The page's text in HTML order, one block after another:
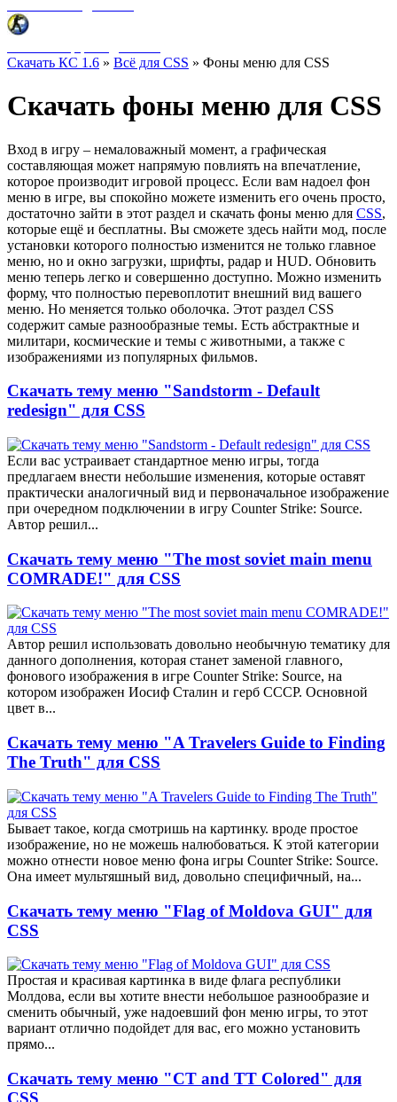
Скачать КС 1.6 » Всё для CSS » Фоны меню для CSS
Скачать фоны меню для CSS
Вход в игру – немаловажный момент, а графическая
составляющая может напрямую повлиять на впечатление,
которое производит игровой процесс. Если вам надоел фон
меню в игре, вы спокойно можете изменить его очень просто,
достаточно зайти в этот раздел и скачать фоны меню для CSS,
которые ещё и бесплатны. Вы сможете здесь найти мод, после
установки которого полностью изменится не только главное
меню, но и окно загрузки, шрифты, радар и HUD. Обновить
меню теперь легко и совершенно доступно. Можно изменить
форму, что полностью перевоплотит внешний вид вашего
меню. Но меняется только оболочка. Этот раздел CSS
содержит самые разнообразные темы. Есть абстрактные и
милитари, космические и темы с животными, а также с
изображениями из популярных фильмов.
Скачать тему меню "Sandstorm - Default
redesign" для CSS
Если вас устраивает стандартное меню игры, тогда
предлагаем внести небольшие изменения, которые оставят
практически аналогичный вид и первоначальное изображение
при очередном подключении в игру Counter Strike: Source.
Автор решил...
Скачать тему меню "The most soviet main menu
COMRADE!" для CSS
Автор решил использовать довольно необычную тематику для
данного дополнения, которая станет заменой главного,
фонового изображения в игре Counter Strike: Source, на
котором изображен Иосиф Сталин и герб СССР. Основной
цвет в...
Скачать тему меню "A Travelers Guide to Finding
The Truth" для CSS
Бывает такое, когда смотришь на картинку. вроде простое
изображение, но не можешь налюбоваться. К этой категории
можно отнести новое меню фона игры Counter Strike: Source.
Она имеет мультяшный вид, довольно специфичный, на...
Скачать тему меню "Flag of Moldova GUI" для
CSS
Простая и красивая картинка в виде флага республики
Молдова, если вы хотите внести небольшое разнообразие и
сменить обычный, уже надоевший фон меню игры, то этот
вариант отлично подойдет для вас, его можно установить
прямо...
Скачать тему меню "CT and TT Colored" для
CSS